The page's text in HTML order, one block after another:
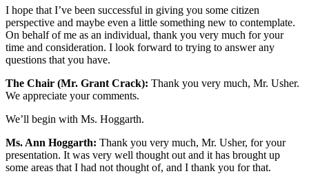
I hope that I’ve been successful in giving you some citizen
perspective and maybe even a little something new to contemplate.
On behalf of me as an individual, thank you very much for your
time and consideration. I look forward to trying to answer any
questions that you have.
The Chair (Mr. Grant Crack): Thank you very much, Mr. Usher.
We appreciate your comments.
We’ll begin with Ms. Hoggarth.
Ms. Ann Hoggarth: Thank you very much, Mr. Usher, for your
presentation. It was very well thought out and it has brought up
some areas that I had not thought of, and I thank you for that.